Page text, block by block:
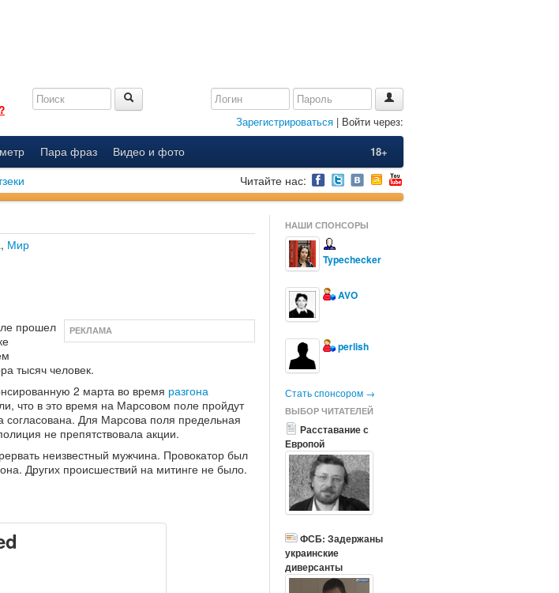
Зарегистрироваться | Войти через:
18+
Пара фраз
Видео и фото
Читайте нас:
, Мир
РЕКЛАМА
прошел
тысяч человек.
2 марта во время разгона
что в это время на Марсовом поле пройдут
Для Марсова поля предельная
не препятствовала акции.
неизвестный мужчина. Провокатор был
Других происшествий на митинге не было.
НАШИ СПОНСОРЫ
Typechecker
AVO
perlish
Стать спонсором →
ВЫБОР ЧИТАТЕЛЕЙ
Расставание с
Европой
ФСБ: Задержаны
украинские
диверсанты